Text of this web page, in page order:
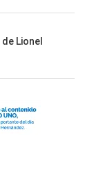
Lionel